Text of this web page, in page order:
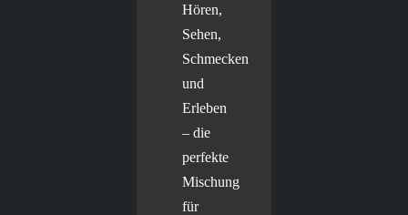
Hören,
Sehen,
Schmecken
und
Erleben
– die
perfekte
Mischung
für